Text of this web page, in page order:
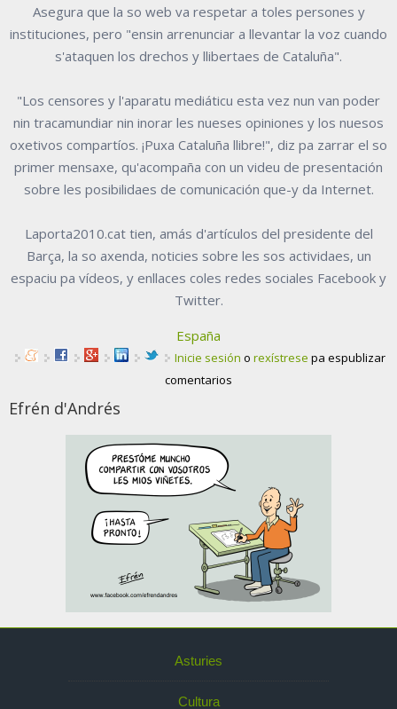
Asegura que la so web va respetar a toles persones y
instituciones, pero "ensin arrenunciar a llevantar la voz cuando
s'ataquen los drechos y llibertaes de Cataluña".
"Los censores y l'aparatu mediáticu esta vez nun van poder
nin tracamundiar nin inorar les nueses opiniones y los nuesos
oxetivos compartíos. ¡Puxa Cataluña llibre!", diz pa zarrar el so
primer mensaxe, qu'acompaña con un videu de presentación
sobre les posibilidaes de comunicación que-y da Internet.
Laporta2010.cat tien, amás d'artículos del presidente del
Barça, la so axenda, noticies sobre les sos actividaes, un
espaciu pa vídeos, y enllaces coles redes sociales Facebook y
Twitter.
España
Inicie sesión o rexístrese pa espublizar
comentarios
Efrén d'Andrés
Asturies
Cultura